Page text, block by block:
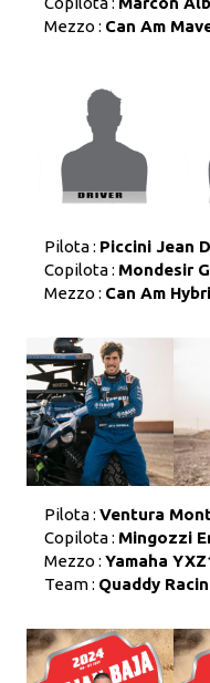
Mezzo : Can Am
Pilota : Piccini Jean
Copilota : Mondesir
Mezzo : Can Am
Pilota : Ventura
Copilota : Mingozzi
Mezzo : Yamaha
Team : Quaddy